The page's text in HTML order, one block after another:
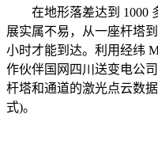
在地形落差达到 1000
展实属不易，从一座杆塔
小时才能到达。利用经纬
作伙伴国网四川送变电公
杆塔和通道的激光点云数
式)。